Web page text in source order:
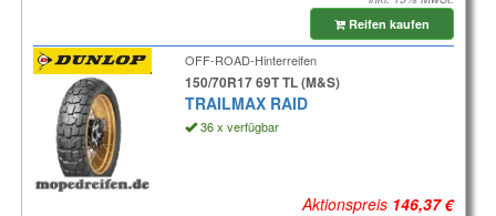
Reifen kaufen
OFF-ROAD-Hinterreifen
150/70R17 69T TL (M&S)
TRAILMAX RAID
36 x verfügbar
Aktionspreis